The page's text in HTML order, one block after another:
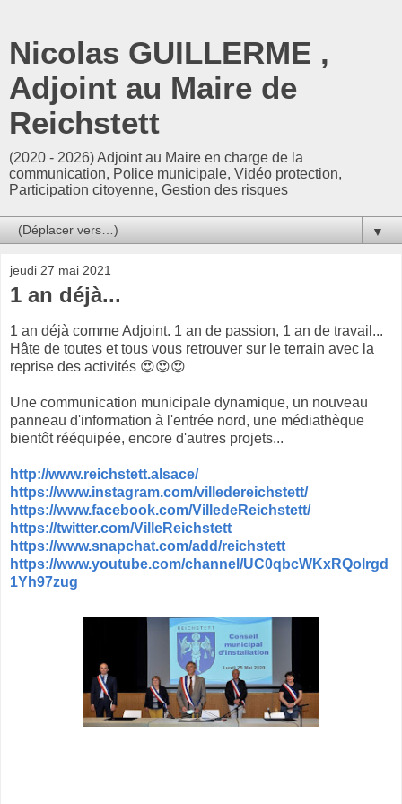
Nicolas GUILLERME ,
Adjoint au Maire de
Reichstett
(2020 - 2026) Adjoint au Maire en charge de la
communication, Police municipale, Vidéo protection,
Participation citoyenne, Gestion des risques
▼
jeudi 27 mai 2021
1 an déjà...
1 an déjà comme Adjoint. 1 an de passion, 1 an de travail...
Hâte de toutes et tous vous retrouver sur le terrain avec la
reprise des activités 😍😍😍
Une communication municipale dynamique, un nouveau
panneau d'information à l'entrée nord, une médiathèque
bientôt rééquipée, encore d'autres projets...
http://www.reichstett.alsace/
https://www.instagram.com/villedereichstett/
https://www.facebook.com/VilledeReichstett/
https://twitter.com/VilleReichstett
https://www.snapchat.com/add/reichstett
https://www.youtube.com/channel/UC0qbcWKxRQolrgd
1Yh97zug